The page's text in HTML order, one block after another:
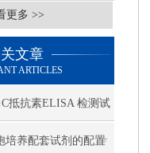
更多 >>
文章
ARTICLES
抵抗素ELISA 检测试
培养配套试剂的配置